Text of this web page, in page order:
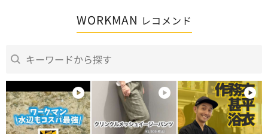
WORKMAN レコメンド